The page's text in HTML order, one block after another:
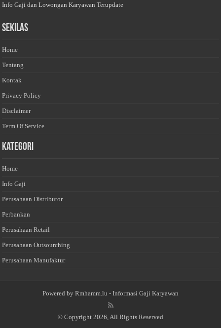
Info Gaji dan Lowongan Karyawan Terupdate
Sekilas
Home
Tentang
Kontak
Privacy Policy
Disclaimer
Term Of Service
Kategori
Home
Info Gaji
Perusahaan Distributor
Perbankan
Perusahaan Retail
Perusahaan Outsourching
Perusahaan Manufaktur
Powered by Rmhamm.lu - Informasi Gaji Karyawan
© Copyright 2026, All Rights Reserved